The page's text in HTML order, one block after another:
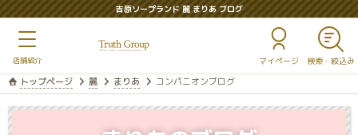
吉原ソープランド 麗 まりあ ブログ
マイページ
トップページ 麗 まりあ コンパニオンブログ